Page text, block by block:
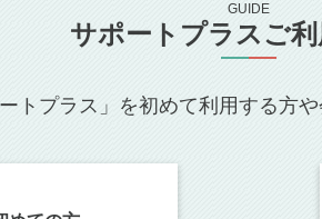
GUIDE
サポートプラスご
トプラス」を初めて利用する方